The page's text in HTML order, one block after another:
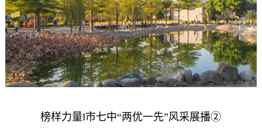
榜样力量‖市七中“两优一先”风采展播②